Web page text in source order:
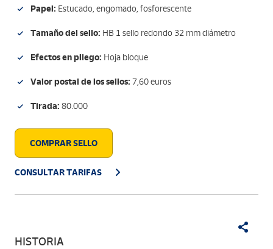
Papel: Estucado, engomado, fosforescente
Tamaño del sello: HB 1 sello redondo 32 mm diámetro
Efectos en pliego: Hoja bloque
Valor postal de los sellos: 7,60 euros
Tirada: 80.000
COMPRAR SELLO
CONSULTAR TARIFAS
HISTORIA